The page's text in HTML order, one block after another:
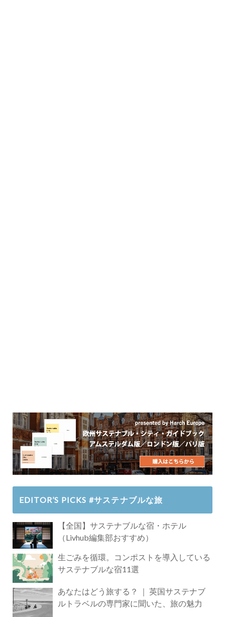
EDITOR’S PICKS #サステナブルな旅
【全国】サステナブルな宿・ホテル
（Livhub編集部おすすめ）
生ごみを循環。コンポストを導入している
サステナブルな宿11選
あなたはどう旅する？ ｜ 英国サステナブ
ルトラベルの専門家に聞いた、旅の魅力